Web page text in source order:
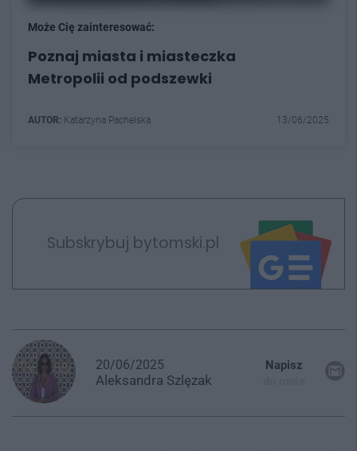
Może Cię zainteresować:
Poznaj miasta i miasteczka
Metropolii od podszewki
AUTOR: Katarzyna Pachelska 13/06/2025
Subskrybuj bytomski.pl
20/06/2025
Aleksandra Szlęzak
Napisz